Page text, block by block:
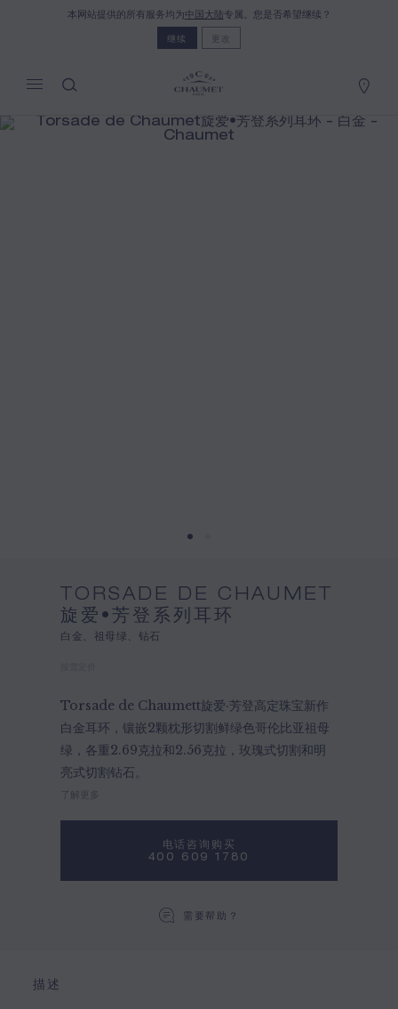
本网站提供的所有服务均为中国大陆专属。您是否希望继续？
继续 更改
TORSADE DE CHAUMET
旋爱•芳登系列耳环
白金、祖母绿、钻石
Torsade de Chaumett旋爱·芳登高定珠宝新作
白金耳环，镶嵌2颗枕形切割鲜绿色哥伦比亚祖母
绿，各重2.69克拉和2.56克拉，玫瑰式切割和明
亮式切割钻石。
了解更多
电话咨询购买
400 609 1780
TORSADE DE CHAUMET旋爱•芳登系
需要帮助？
描述
Shop now